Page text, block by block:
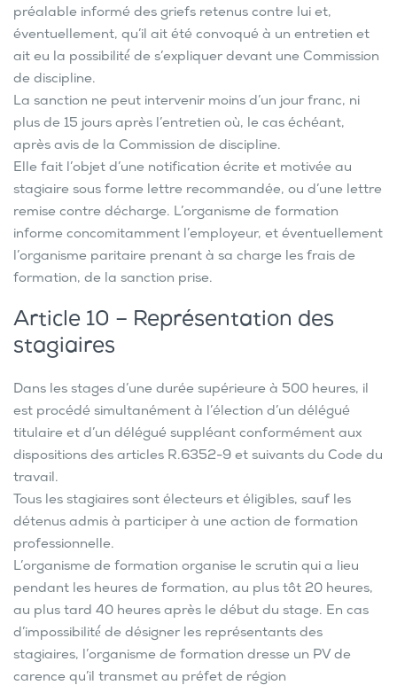
préalable informé des griefs retenus contre lui et,
éventuellement, qu’il ait été convoqué à un entretien et
ait eu la possibilité́ de s’expliquer devant une Commission
de discipline.
La sanction ne peut intervenir moins d’un jour franc, ni
plus de 15 jours après l’entretien où, le cas échéant,
après avis de la Commission de discipline.
Elle fait l’objet d’une notification écrite et motivée au
stagiaire sous forme lettre recommandée, ou d’une lettre
remise contre décharge. L’organisme de formation
informe concomitamment l’employeur, et éventuellement
l’organisme paritaire prenant à sa charge les frais de
formation, de la sanction prise.
Article 10 – Représentation des
stagiaires
Dans les stages d’une durée supérieure à 500 heures, il
est procédé simultanément à l’élection d’un délégué
titulaire et d’un délégué suppléant conformément aux
dispositions des articles R.6352-9 et suivants du Code du
travail.
Tous les stagiaires sont électeurs et éligibles, sauf les
détenus admis à participer à une action de formation
professionnelle.
L’organisme de formation organise le scrutin qui a lieu
pendant les heures de formation, au plus tôt 20 heures,
au plus tard 40 heures après le début du stage. En cas
d’impossibilité́ de désigner les représentants des
stagiaires, l’organisme de formation dresse un PV de
carence qu’il transmet au préfet de région